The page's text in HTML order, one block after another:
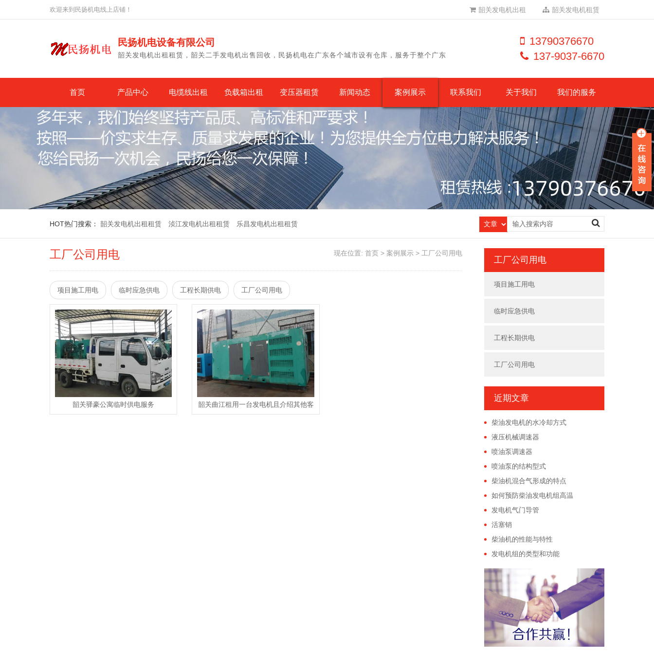
欢迎来到民扬机电线上店铺！ 韶关发电机出租 韶关发电机租赁
民扬机电设备有限公司
韶关发电机出租租赁，韶关二手发电机出售回收，民扬机电在广东各个城市设有仓库，服务于整个广东
13790376670
137-9037-6670
首页 产品中心 电缆线出租 负载箱出租 变压器租赁 新闻动态 案例展示 联系我们 关于我们 我们的服务
HOT热门搜索： 韶关发电机出租租赁 浈江发电机出租租赁 乐昌发电机出租租赁
工厂公司用电 现在位置: 首页> 案例展示> 工厂公司用电
项目施工用电 临时应急供电 工程长期供电 工厂公司用电
韶关驿豪公寓临时供电服务
韶关曲江租用一台发电机且介绍其他客
户给我司
工厂公司用电
项目施工用电
临时应急供电
工程长期供电
工厂公司用电
近期文章
柴油发电机的水冷却方式
液压机械调速器
喷油泵调速器
喷油泵的结构型式
柴油机混合气形成的特点
如何预防柴油发电机组高温
发电机气门导管
活塞销
柴油机的性能与特性
发电机组的类型和功能